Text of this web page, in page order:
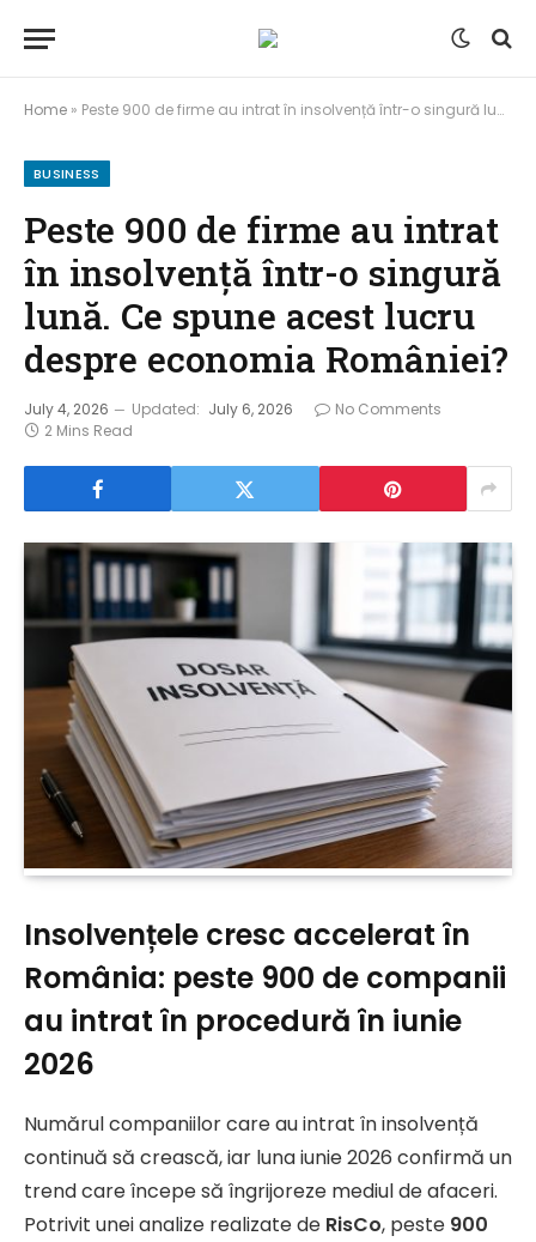
Home » Peste 900 de firme au intrat în insolvență într-o singură lună. Ce spune acest lucru despre economia României?
BUSINESS
Peste 900 de firme au intrat
în insolvență într-o singură
lună. Ce spune acest lucru
despre economia României?
July 4, 2026 Updated: July 6, 2026
No Comments
2 Mins Read
Insolvențele cresc accelerat în
România: peste 900 de companii
au intrat în procedură în iunie
2026
Numărul companiilor care au intrat în insolvență
continuă să crească, iar luna iunie 2026 confirmă un
trend care începe să îngrijoreze mediul de afaceri.
Potrivit unei analize realizate de RisCo, peste 900